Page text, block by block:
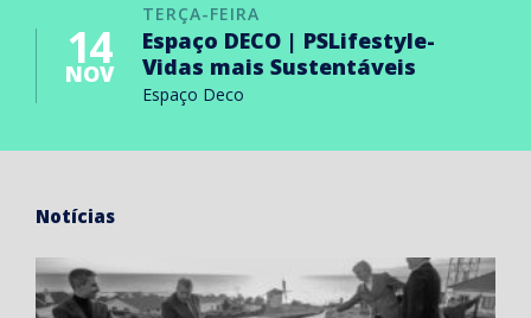
TERÇA-FEIRA
14
NOV
Espaço DECO | PSLifestyle-
Vidas mais Sustentáveis
Espaço Deco
Notícias